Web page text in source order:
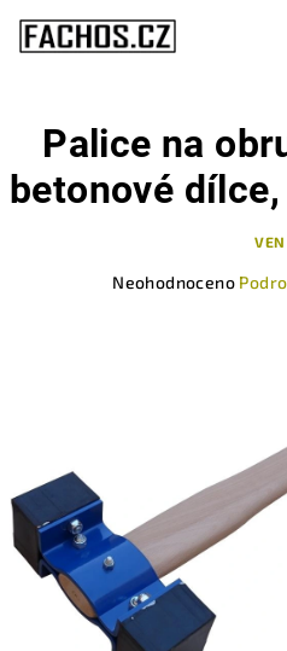
obsah
Palice na
betonové
VEN
Neohodnoceno